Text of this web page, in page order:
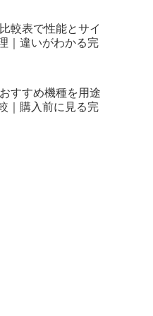
較表で性能とサイ
｜違いがわかる完
すすめ機種を用途
｜購入前に見る完